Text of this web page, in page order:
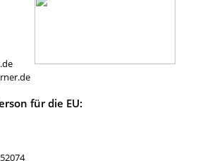
für die EU: